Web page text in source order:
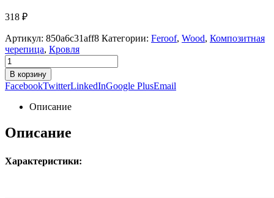
318 ₽
Артикул: 850a6c31aff8 Категории: Feroof, Wood, Композитная
черепица, Кровля
В корзину
FacebookTwitterLinkedInGoogle PlusEmail
Описание
Описание
Характеристики: